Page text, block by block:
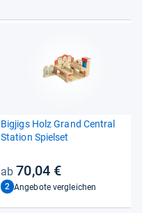
Big­jigs Holz Grand Cen­tral
Sta­tion Spiel­set
70,04 €
2 Angebote vergleichen